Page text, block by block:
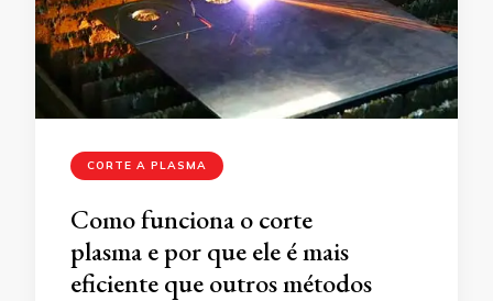
CORTE A PLASMA
Como funciona o corte
plasma e por que ele é mais
eficiente que outros métodos